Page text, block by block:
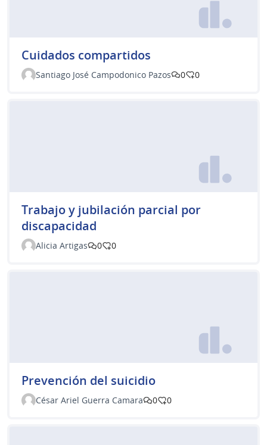
Cuidados compartidos
Santiago José Campodonico Pazos 0 0
Trabajo y jubilación parcial por
discapacidad
Alicia Artigas 0 0
Prevención del suicidio
César Ariel Guerra Camara 0 0